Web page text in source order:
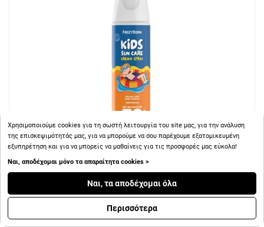
+ 15 Πόντοι
Frezyderm Kids Sun Care SPF50+ Παιδικό Αντηλιακό Spray
Πολύ Υψηλής Προστασίας Προσώπου & Σώματος σε Μορφή
Κρέμας 275ml
Χρησιμοποιούμε cookies για τη σωστή λειτουργία του site μας, για την ανάλυση
της επισκεψιμότητάς μας, για να μπορούμε να σου παρέχουμε εξατομικευμένη
εξυπηρέτηση και για να μπορείς να μαθαίνεις για τις προσφορές μας εύκολα!
Ναι, αποδέχομαι μόνο τα απαραίτητα cookies >
Ναι, τα αποδέχομαι όλα
Περισσότερα